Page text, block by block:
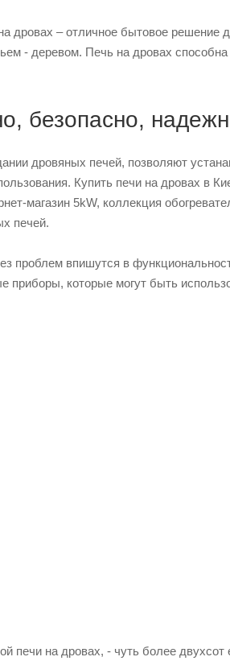
дровах – отличное бытовое решение
- деревом. Печь на дровах
безопасно,
дровяных печей, позволяют
Купить печи на дровах в
магазин 5kW, коллекция
печей.
проблем впишутся в
которые могут быть
на дровах, - чуть более двухсот